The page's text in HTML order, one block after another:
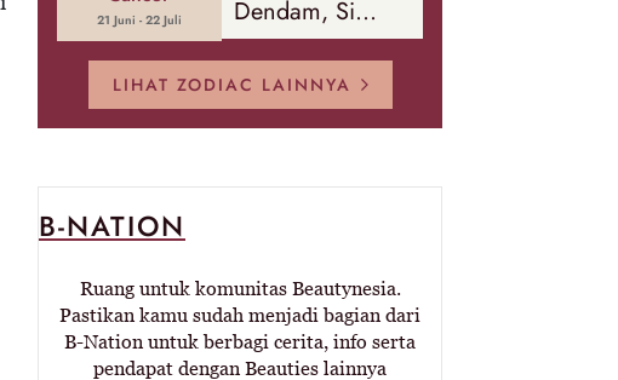
21 Juni - 22 Juli
Dendam, Si
Paling Mudah
Memaafkan!
LIHAT ZODIAC LAINNYA
B-NATION
Ruang untuk komunitas Beautynesia.
Pastikan kamu sudah menjadi bagian dari
B-Nation untuk berbagi cerita, info serta
pendapat dengan Beauties lainnya